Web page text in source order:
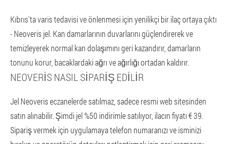
Kıbrıs'ta varis tedavisi ve önlenmesi için yenilikçi bir ilaç ortaya çıktı
- Neoveris jel. Kan damarlarının duvarlarını güçlendirerek ve
temizleyerek normal kan dolaşımını geri kazandırır, damarların
tonunu korur, bacaklardaki ağrı ve ağırlığı ortadan kaldırır.
NEOVERIS NASIL SIPARIŞ EDILIR
Jel Neoveris eczanelerde satılmaz, sadece resmi web sitesinden
satın alınabilir. Şimdi jel %50 indirimle satılıyor, ilacın fiyatı € 39.
Sipariş vermek için uygulamaya telefon numaranızı ve isminizi